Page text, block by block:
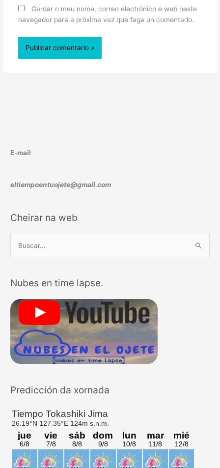
Gardar o meu nome, correo electrónico e web neste
navegador para a próxima vez que faga un comentario.
E-mail
eltiempoentuojete@gmail.com
Cheirar na web
c
a
p
o
r
Nubes en time lapse.
Predicción da xornada